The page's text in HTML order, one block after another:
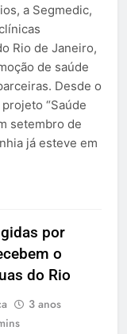
a Segmedic,
Rio de Janeiro,
de saúde
Desde o
“Saúde
setembro de
já esteve em
por
o
do Rio
3 anos